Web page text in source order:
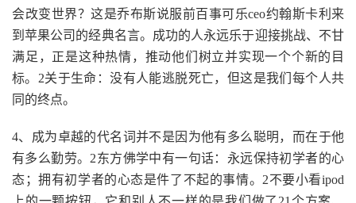
会改变世界？这是乔布斯说服前百事可乐ceo约翰斯卡利来
到苹果公司的经典名言。成功的人永远乐于迎接挑战、不甘
满足，正是这种热情，推动他们树立并实现一个个新的目
标。2关于生命：没有人能逃脱死亡，但这是我们每个人共
同的终点。
4、成为卓越的代名词并不是因为他有多么聪明，而在于他
有多么勤劳。2东方佛学中有一句话：永远保持初学者的心
态；拥有初学者的心态是件了不起的事情。2不要小看ipod